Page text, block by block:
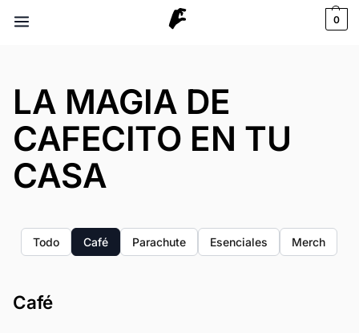
0
LA MAGIA DE
CAFECITO EN TU
CASA
Todo Café Parachute Esenciales Merch
Café